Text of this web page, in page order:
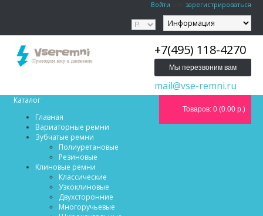
Войти зарегистрироваться
+7(495) 118-4270
Мы перезвоним вам
mail@vse-remni.ru
Каталог
Товаров: 0 (0.00 р.)
Главная
Вариаторные ремни
Зубчатые ремни
Полиуретановые
Резиновые
Клиновые ремни
Классические
Узкоклиновые
Двухсторонние
Многоручьевые